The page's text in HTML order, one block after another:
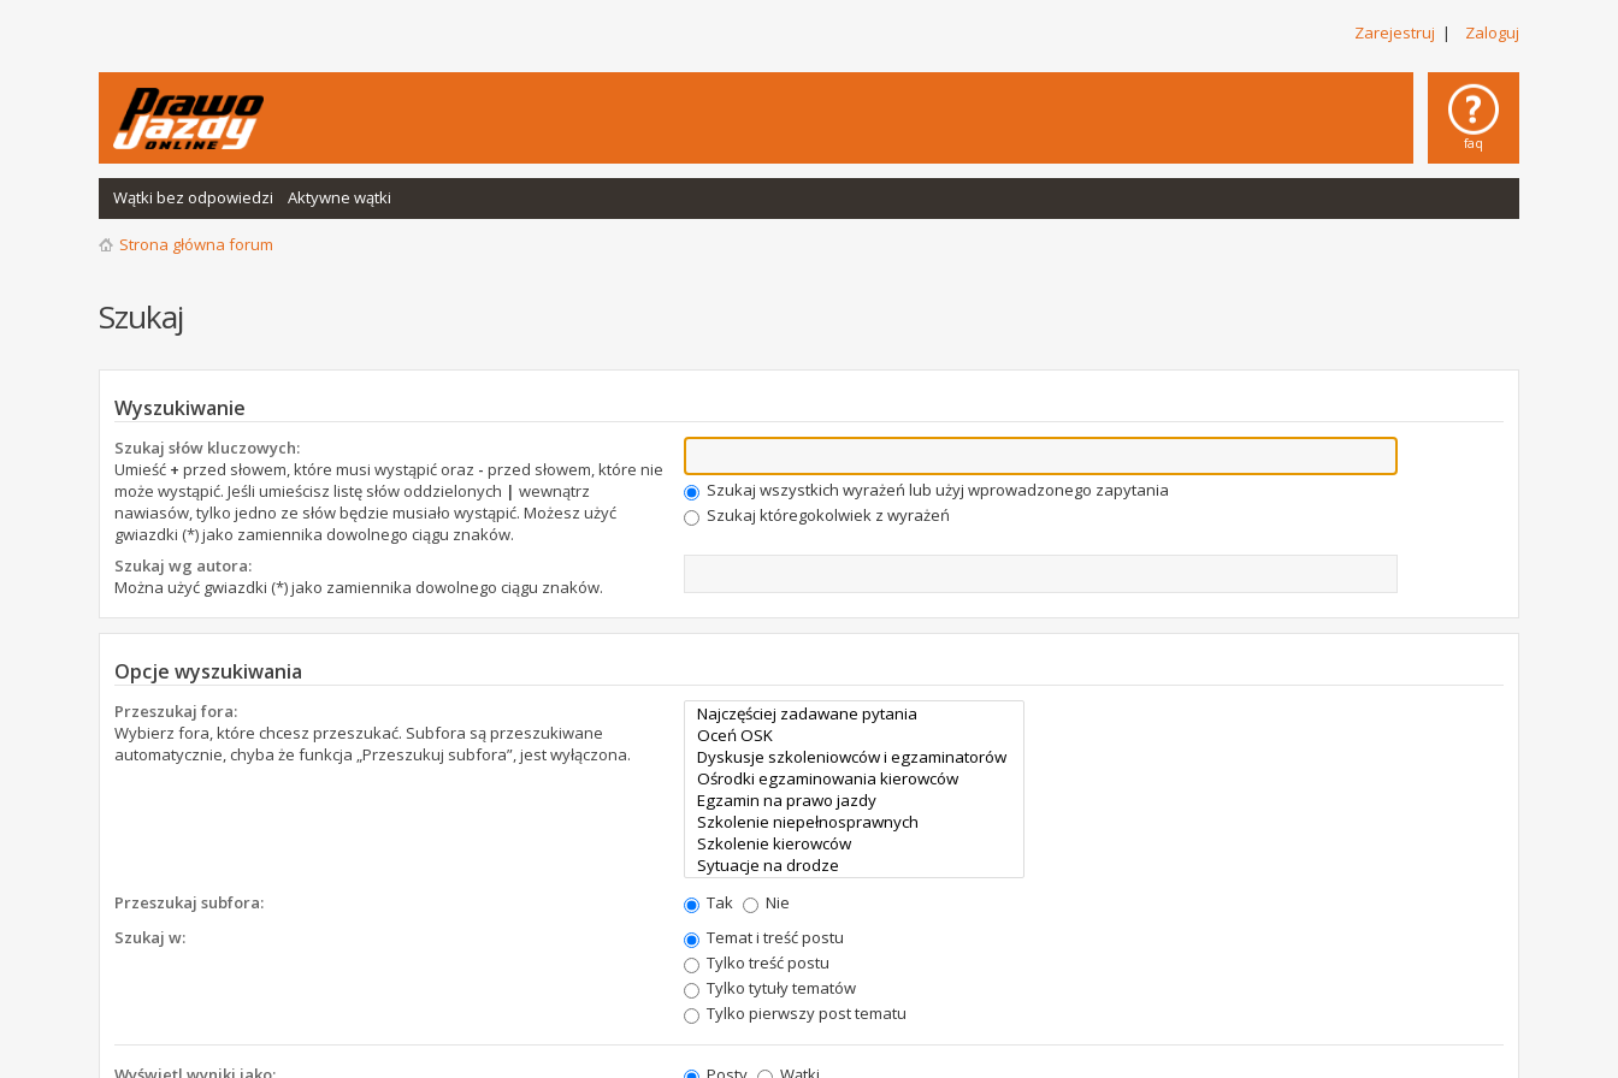
Zarejestruj | Zaloguj
faq
Wątki bez odpowiedzi Aktywne wątki
Strona główna forum
Szukaj
Wyszukiwanie
Szukaj słów kluczowych:
Umieść + przed słowem, które musi wystąpić oraz - przed słowem, które nie
może wystąpić. Jeśli umieścisz listę słów oddzielonych | wewnątrz
nawiasów, tylko jedno ze słów będzie musiało wystąpić. Możesz użyć
gwiazdki (*) jako zamiennika dowolnego ciągu znaków.
Szukaj wszystkich wyrażeń lub użyj wprowadzonego zapytania
Szukaj któregokolwiek z wyrażeń
Szukaj wg autora:
Można użyć gwiazdki (*) jako zamiennika dowolnego ciągu znaków.
Opcje wyszukiwania
Przeszukaj fora:
Wybierz fora, które chcesz przeszukać. Subfora są przeszukiwane
automatycznie, chyba że funkcja „Przeszukuj subfora”, jest wyłączona.
Przeszukaj subfora: Tak
Nie
Szukaj w:
Temat i treść postu
Tylko treść postu
Tylko tytuły tematów
Tylko pierwszy post tematu